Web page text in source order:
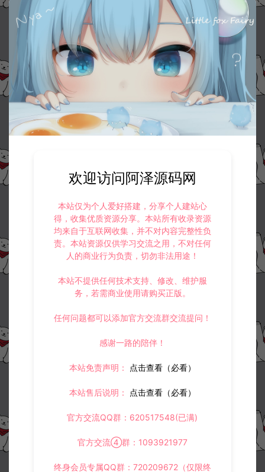
欢迎访问阿泽源码网
本站仅为个人爱好搭建，分享个人建站心
得，收集优质资源分享。本站所有收录资源
均来自于互联网收集，并不对内容完整性负
责。本站资源仅供学习交流之用，不对任何
人的商业行为负责，切勿非法用途！
本站不提供任何技术支持、修改、维护服
务，若需商业使用请购买正版。
任何问题都可以添加官方交流群交流提问！
感谢一路的陪伴！
本站免责声明： 点击查看（必看）
本站售后说明： 点击查看（必看）
官方交流QQ群：620517548(已满)
官方交流④群：1093921977
终身会员专属QQ群：720209672（仅限终